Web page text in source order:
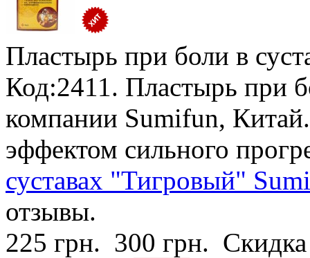
Пластырь при боли в
Код:2411. Пластырь при
компании Sumifun,
эффектом сильного
суставах "Тигровый"
отзывы.
225 грн. 300 грн.